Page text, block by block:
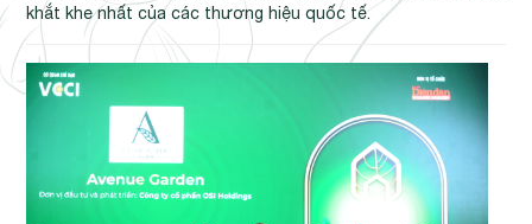
khắt khe nhất của các thương hiệu quốc tế.